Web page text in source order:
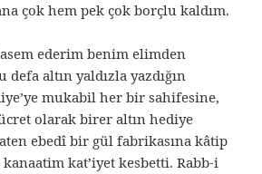
çok hem pek çok borçlu kaldım.
ederim benim elimden
defa altın yaldızla yazdığın
mukabil her bir sahifesine,
olarak birer altın hediye
ebedî bir gül fabrikasına kâtip
kat’iyet kesbetti. Rabb-i